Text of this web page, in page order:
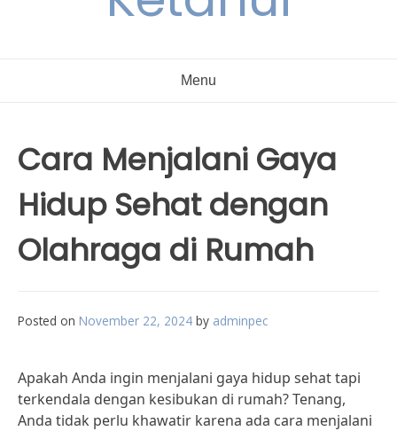
Menu
Cara Menjalani Gaya
Hidup Sehat dengan
Olahraga di Rumah
Posted on November 22, 2024 by adminpec
Apakah Anda ingin menjalani gaya hidup sehat tapi
terkendala dengan kesibukan di rumah? Tenang,
Anda tidak perlu khawatir karena ada cara menjalani